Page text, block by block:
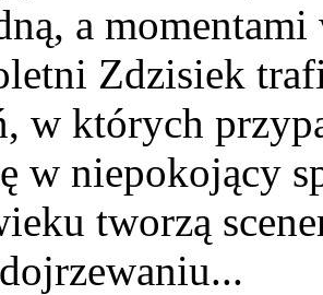
a
Zdzisiek
w których
w niepokojący
tworzą